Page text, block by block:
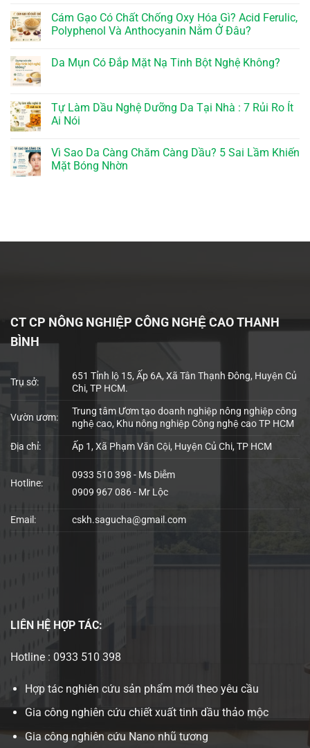
Cám Gạo Có Chất Chống Oxy Hóa Gì? Acid Ferulic,
Polyphenol Và Anthocyanin Nằm Ở Đâu?
Da Mụn Có Đắp Mặt Nạ Tinh Bột Nghệ Không?
Tự Làm Dầu Nghệ Dưỡng Da Tại Nhà : 7 Rủi Ro Ít
Ai Nói
Vì Sao Da Càng Chăm Càng Dầu? 5 Sai Lầm Khiến
Mặt Bóng Nhờn
CT CP NÔNG NGHIỆP CÔNG NGHỆ CAO THANH
BÌNH
Trụ sở:
651 Tỉnh lộ 15, Ấp 6A, Xã Tân Thạnh Đông, Huyện Củ
Chi, TP HCM.
Vườn ươm:
Trung tâm Ươm tạo doanh nghiệp nông nghiệp công
nghệ cao, Khu nông nghiệp Công nghệ cao TP HCM
Địa chỉ: Ấp 1, Xã Phạm Văn Cội, Huyện Củ Chi, TP HCM
Hotline:
0933 510 398 - Ms Diễm
0909 967 086 - Mr Lộc
Email: cskh.sagucha@gmail.com
LIÊN HỆ HỢP TÁC:
Hotline : 0933 510 398
Hợp tác nghiên cứu sản phẩm mới theo yêu cầu
Gia công nghiên cứu chiết xuất tinh dầu thảo mộc
Gia công nghiên cứu Nano nhũ tương